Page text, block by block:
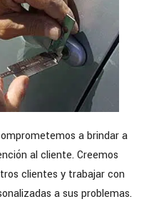
a brindar a
al cliente. Creemos
clientes y trabajar con
a sus problemas.